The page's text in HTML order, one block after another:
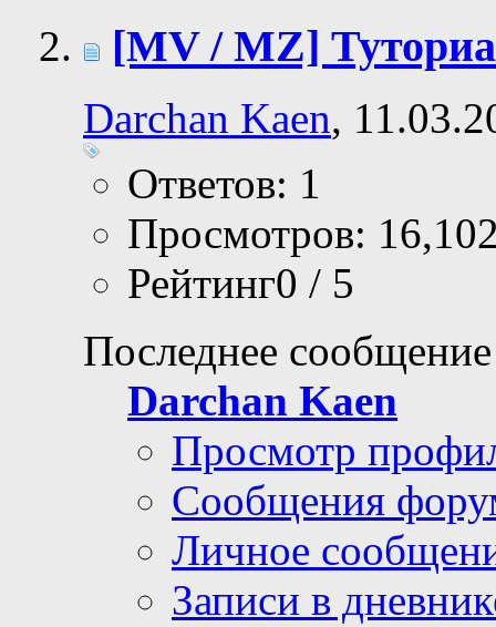
[MV / MZ]
Darchan Kaen,
Ответов: 1
Просмотров:
Рейтинг0 / 5
Последнее
Darchan Kaen
Просмотр
Сообщения
Личное
Записи в